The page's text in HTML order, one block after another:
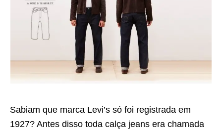
Sabiam que marca Levi’s só foi registrada em
1927? Antes disso toda calça jeans era chamada